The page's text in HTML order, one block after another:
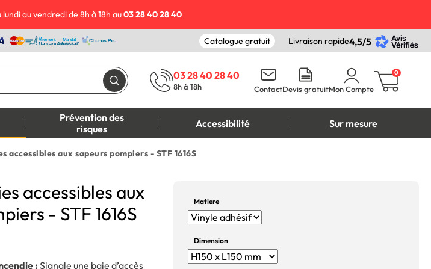
au vendredi de 8h à 18h au03 28 40 28 40
Catalogue gratuit Livraison rapide4,5/5
03 28 40 28 40
8h à 18h ContactDevis gratuitMon Compte
0
Prévention des
risques
Accessibilité Sur mesure
accessibles aux sapeurs pompiers - STF 1616S
accessibles aux
- STF 1616S
:Signale une baie d’accès
Matiere
Dimension